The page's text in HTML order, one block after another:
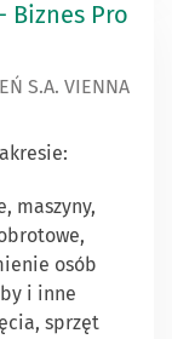
Biznes Pro
S.A. VIENNA
maszyny,
osób
i inne
sprzęt